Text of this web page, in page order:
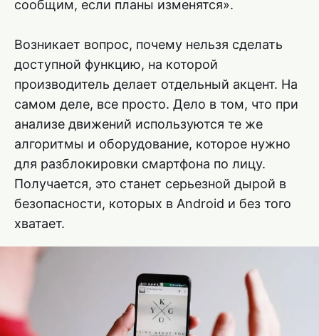
сообщим, если планы изменятся».
Возникает вопрос, почему нельзя сделать
доступной функцию, на которой
производитель делает отдельный акцент. На
самом деле, все просто. Дело в том, что при
анализе движений используются те же
алгоритмы и оборудование, которое нужно
для разблокировки смартфона по лицу.
Получается, это станет серьезной дырой в
безопасности, которых в Android и без того
хватает.